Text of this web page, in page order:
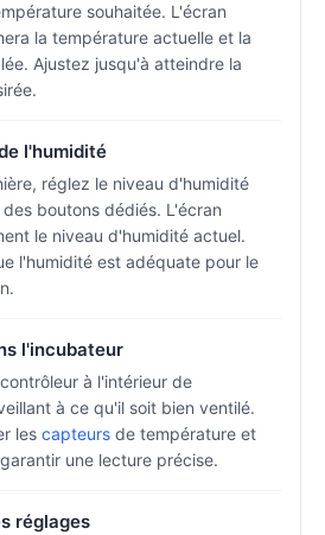
souhaitée. L'écran
la température actuelle et la
Ajustez jusqu'à atteindre la
l'humidité
réglez le niveau d'humidité
boutons dédiés. L'écran
le niveau d'humidité actuel.
l'humidité est adéquate pour le
l'incubateur
à l'intérieur de
à ce qu'il soit bien ventilé.
les capteurs de température et
une lecture précise.
réglages